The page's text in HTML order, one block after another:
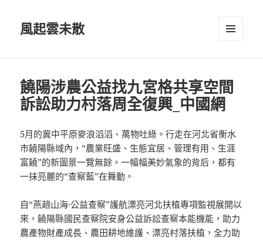
風起雲未散
饒陽涉農公益找九宮格共享空間
訴訟助力村落周全復興_中國網
5月的冀中平原麥浪滔滔、萬物吐綠。行走在河北省衡水
市饒陽縣域內，“農業旺盛、生態宜居、管理有用、生涯
富饒”的新圖景一覽無餘。一幅幅美妙氣象的背后，都有
一抹亮麗的“查察藍”在舞動。
自“燕趙山海·公益查察”護航漂亮河北扶植專項監視展開以
來，饒陽縣國民查察院安身公益訴訟查察本能機能，助力
農產物財產成長、農田耕地維護、漂亮村落扶植，全力助